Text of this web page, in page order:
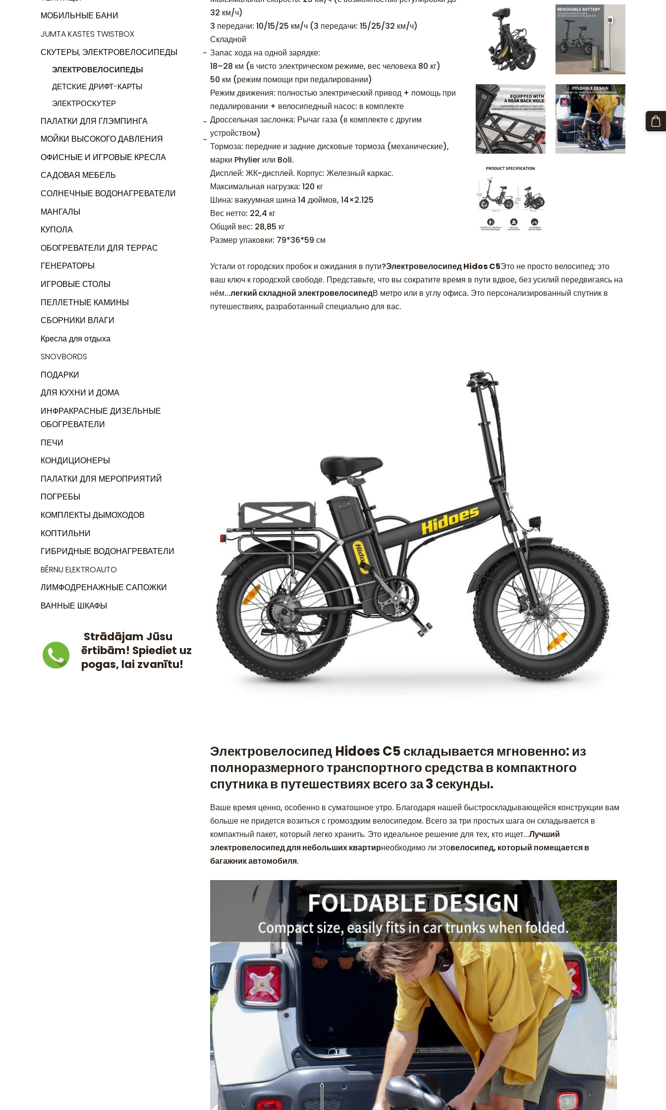
МОБИЛЬНЫЕ БАНИ
JUMTA KASTES TWISTBOX
СКУТЕРЫ, ЭЛЕКТРОВЕЛОСИПЕДЫ
ЭЛЕКТРОВЕЛОСИПЕДЫ
ДЕТСКИЕ ДРИФТ-КАРТЫ
ЭЛЕКТРОСКУТЕР
›
ПАЛАТКИ ДЛЯ ГЛЭМПИНГА ›
МОЙКИ ВЫСОКОГО ДАВЛЕНИЯ ›
ОФИСНЫЕ И ИГРОВЫЕ КРЕСЛА
САДОВАЯ МЕБЕЛЬ
СОЛНЕЧНЫЕ ВОДОНАГРЕВАТЕЛИ
МАНГАЛЫ
КУПОЛА
ОБОГРЕВАТЕЛИ ДЛЯ ТЕРРАС
ГЕНЕРАТОРЫ
ИГРОВЫЕ СТОЛЫ
ПЕЛЛЕТНЫЕ КАМИНЫ
СБОРНИКИ ВЛАГИ
Кресла для отдыха
SNOVBORDS
ПОДАРКИ
ДЛЯ КУХНИ И ДОМА
ИНФРАКРАСНЫЕ ДИЗЕЛЬНЫЕ
ОБОГРЕВАТЕЛИ
ПЕЧИ
КОНДИЦИОНЕРЫ
ПАЛАТКИ ДЛЯ МЕРОПРИЯТИЙ
ПОГРЕБЫ
КОМПЛЕКТЫ ДЫМОХОДОВ
КОПТИЛЬНИ
ГИБРИДНЫЕ ВОДОНАГРЕВАТЕЛИ
BĒRNU ELEKTROAUTO
ЛИМФОДРЕНАЖНЫЕ САПОЖКИ
ВАННЫЕ ШКАФЫ
Strādājam Jūsu
ērtibām! Spiediet uz
pogas, lai zvanītu!
32 км/ч)
3 передачи: 10/15/25 км/ч (3 передачи: 15/25/32 км/ч)
Складной
Запас хода на одной зарядке:
18–28 км (в чисто электрическом режиме, вес человека 80 кг)
50 км (режим помощи при педалировании)
Режим движения: полностью электрический привод + помощь при
педалировании + велосипедный насос: в комплекте
Дроссельная заслонка: Рычаг газа (в комплекте с другим
устройством)
Тормоза: передние и задние дисковые тормоза (механические),
марки Phylier или Boli.
Дисплей: ЖК-дисплей. Корпус: Железный каркас.
Максимальная нагрузка: 120 кг
Шина: вакуумная шина 14 дюймов, 14×2.125
Вес нетто: 22,4 кг
Общий вес: 28,85 кг
Размер упаковки: 79*36*59 см
Устали от городских пробок и ожидания в пути?Электровелосипед Hidos C5Это не просто велосипед; это
ваш ключ к городской свободе. Представьте, что вы сократите время в пути вдвое, без усилий передвигаясь на
нём...легкий складной электровелосипедВ метро или в углу офиса. Это персонализированный спутник в
путешествиях, разработанный специально для вас.
Электровелосипед Hidoes C5 складывается мгновенно: из
полноразмерного транспортного средства в компактного
спутника в путешествиях всего за 3 секунды.
Ваше время ценно, особенно в суматошное утро. Благодаря нашей быстроскладывающейся конструкции вам
больше не придется возиться с громоздким велосипедом. Всего за три простых шага он складывается в
компактный пакет, который легко хранить. Это идеальное решение для тех, кто ищет...Лучший
электровелосипед для небольших квартирнеобходимо ли этовелосипед, который помещается в
багажник автомобиля.